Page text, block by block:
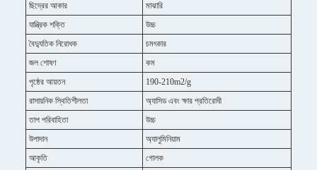
ছিদ্রের আকার
মাঝারি
যান্ত্রিক শক্তি
উচ্চ
বৈদ্যুতিক নিরোধক
চমৎকার
জল শোষণ
কম
পৃষ্ঠের আয়তন
190-210m2/g
রাসায়নিক স্থিতিশীলতা
অ্যাসিড এবং ক্ষার প্রতিরোধী
তাপ পরিবাহিতা
উচ্চ
উপাদান
অ্যালুমিনিয়াম
আকৃতি
গোলক